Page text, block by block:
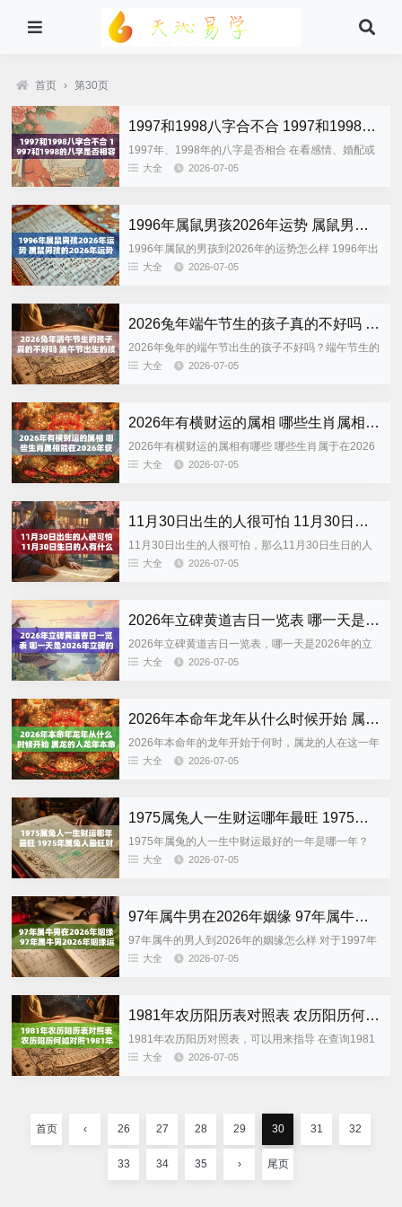
首页 › 第30页
1997和1998八字合不合 1997和1998的八字是否相容
1997年、1998年的八字是否相合 在看感情、婚配或
者合作关系的时候，都会先问一句：1997年和1998
大全 2026-07-05
1996年属鼠男孩2026年运势 属鼠男孩的2026年运势如何
1996年属鼠的男孩到2026年的运势怎么样 1996年出
生的属鼠男生，到2026年的时候已经到了人生逐渐成
大全 2026-07-05
2026兔年端午节生的孩子真的不好吗 端午节出生的孩子运势如何
2026年兔年的端午节出生的孩子不好吗？端午节生的
人运势怎么样 端午节前后，很多准父母都会听到一些
大全 2026-07-05
2026年有横财运的属相 哪些生肖属相能在2026年获得横财运
2026年有横财运的属相有哪些 哪些生肖属于在2026
年能获得横财运 进入2026年，流年开始于丙午马
大全 2026-07-05
11月30日出生的人很可怕 11月30日生日的人有什么可怕之处
11月30日出生的人很可怕，那么11月30日生日的人
有什么可怕的呢？ 说到“11月30日出生的人很可怕”，
大全 2026-07-05
2026年立碑黄道吉日一览表 哪一天是2026年立碑的黄道吉日
2026年立碑黄道吉日一览表，哪一天是2026年的立
碑黄道吉日 立碑是祭祖、修坟中非常重要的一个环
大全 2026-07-05
2026年本命年龙年从什么时候开始 属龙的人龙年本命年运势如何
2026年本命年的龙年开始于何时，属龙的人在这一年
里运势如何 很多人在搜索“2026年本命年的龙年开始
大全 2026-07-05
1975属兔人一生财运哪年最旺 1975年属兔人最旺财运在哪年
1975年属兔的人一生中财运最好的一年是哪一年？
1975年的属兔子人最旺的财气在什么时候 按照传统
大全 2026-07-05
97年属牛男在2026年姻缘 97年属牛男2026年姻缘运如何
97年属牛的男人到2026年的姻缘怎么样 对于1997年
出生的属牛男而言，2026年是感情上既有机会又有可
大全 2026-07-05
1981年农历阳历表对照表 农历阳历何如对照1981年表可指导
1981年农历阳历对照表，可以用来指导 在查询1981
年生日、节日、生肖以及老黄历或者家谱资料的时
大全 2026-07-05
首页 ‹ 26 27 28 29 30 31 32
33 34 35 › 尾页